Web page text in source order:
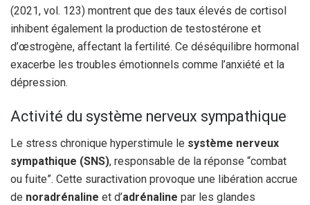
(2021, vol. 123) montrent que des taux élevés de cortisol
inhibent également la production de testostérone et
d’œstrogène, affectant la fertilité. Ce déséquilibre hormonal
exacerbe les troubles émotionnels comme l’anxiété et la
dépression.
Activité du système nerveux sympathique
Le stress chronique hyperstimule le système nerveux
sympathique (SNS), responsable de la réponse “combat
ou fuite”. Cette suractivation provoque une libération accrue
de noradrénaline et d’adrénaline par les glandes